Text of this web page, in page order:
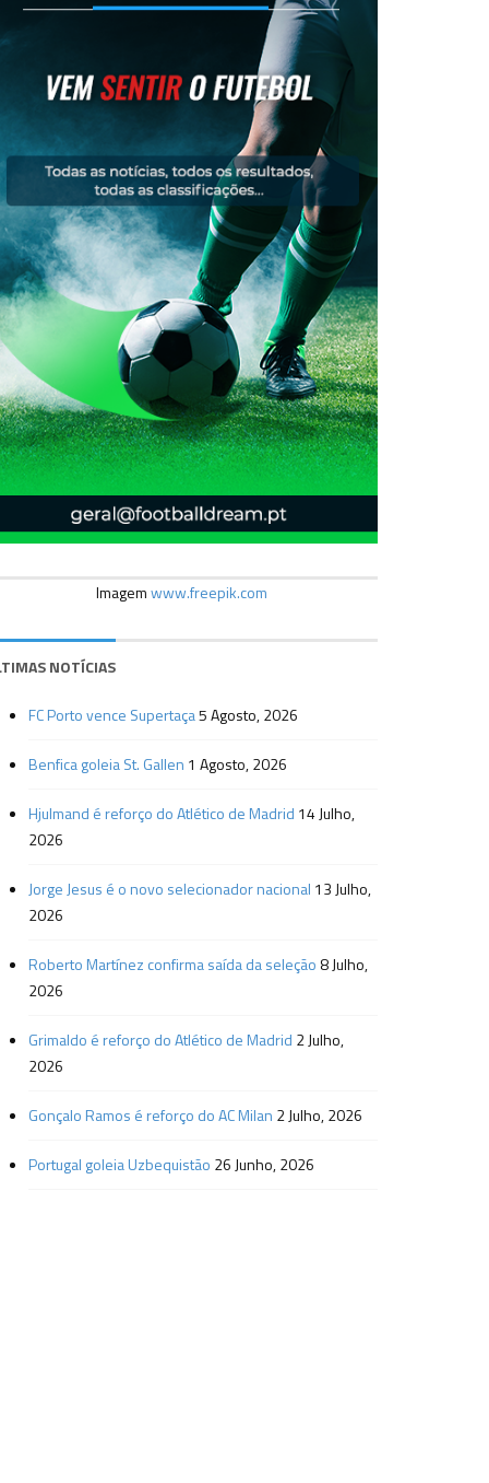
Imagemwww.freepik.com
NOTÍCIAS
FC Porto vence Supertaça5 Agosto, 2026
Benfica goleia St. Gallen 1 Agosto, 2026
Hjulmand é reforço do Atlético de Madrid 14 Julho,
2026
Jorge Jesus é o novo selecionador nacional 13 Julho,
2026
Roberto Martínez confirma saída da seleção 8 Julho,
2026
Grimaldo é reforço do Atlético de Madrid 2 Julho,
2026
Gonçalo Ramos é reforço do AC Milan 2 Julho, 2026
Portugal goleia Uzbequistão 26 Junho, 2026